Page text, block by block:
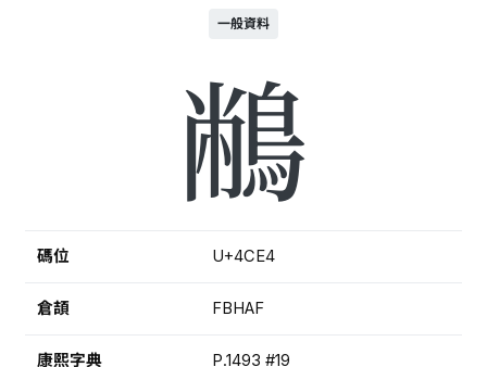
一般資料
䳤
碼位 U+4CE4
倉頡 FBHAF
康熙字典 P.1493 #19